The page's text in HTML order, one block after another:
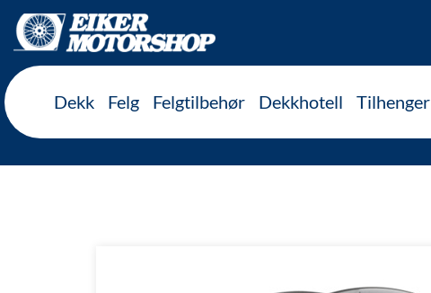
Dekk Felg Felgtilbehør Dekkhotell Tilhenger
Inkl. mva